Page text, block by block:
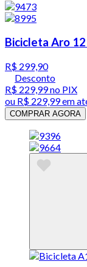
Bicicleta Aro
R$ 299,90
Desconto
R$ 229,99no PIX
ou R$ 229,99em
COMPRAR AGORA